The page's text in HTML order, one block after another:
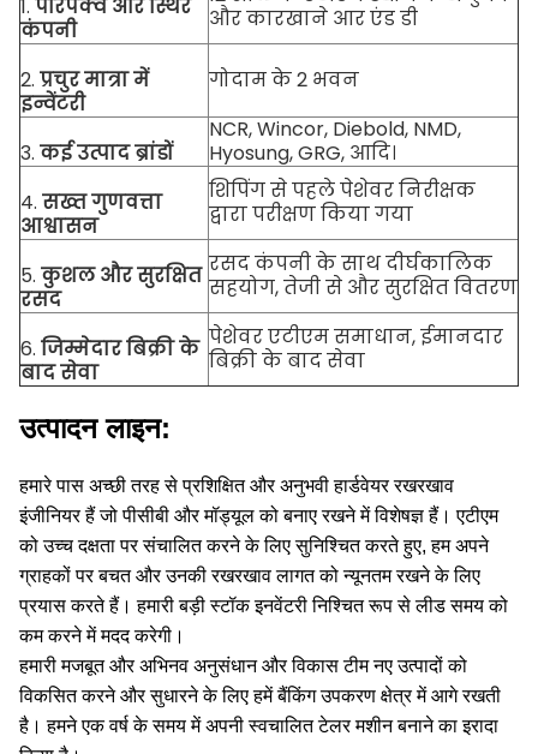
1. परिपक्व और स्थिर
कंपनी
और कारखाने आर एंड डी
2. प्रचुर मात्रा में
इन्वेंटरी
गोदाम के 2 भवन
3. कई उत्पाद ब्रांडों
NCR, Wincor, Diebold, NMD,
Hyosung, GRG, आदि।
4. सख्त गुणवत्ता
आश्वासन
शिपिंग से पहले पेशेवर निरीक्षक
द्वारा परीक्षण किया गया
5. कुशल और सुरक्षित
रसद
रसद कंपनी के साथ दीर्घकालिक
सहयोग, तेजी से और सुरक्षित वितरण
6. जिम्मेदार बिक्री के
बाद सेवा
पेशेवर एटीएम समाधान, ईमानदार
बिक्री के बाद सेवा
उत्पादन लाइन:
हमारे पास अच्छी तरह से प्रशिक्षित और अनुभवी हार्डवेयर रखरखाव
इंजीनियर हैं जो पीसीबी और मॉड्यूल को बनाए रखने में विशेषज्ञ हैं। एटीएम
को उच्च दक्षता पर संचालित करने के लिए सुनिश्चित करते हुए, हम अपने
ग्राहकों पर बचत और उनकी रखरखाव लागत को न्यूनतम रखने के लिए
प्रयास करते हैं। हमारी बड़ी स्टॉक इनवेंटरी निश्चित रूप से लीड समय को
कम करने में मदद करेगी।
हमारी मजबूत और अभिनव अनुसंधान और विकास टीम नए उत्पादों को
विकसित करने और सुधारने के लिए हमें बैंकिंग उपकरण क्षेत्र में आगे रखती
है। हमने एक वर्ष के समय में अपनी स्वचालित टेलर मशीन बनाने का इरादा